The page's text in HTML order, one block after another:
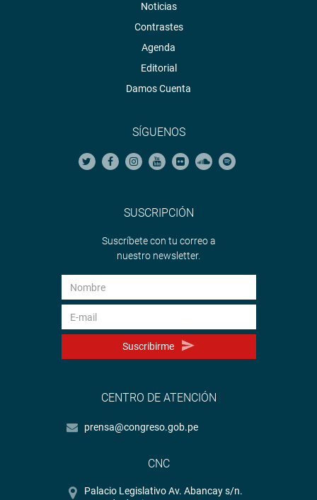
Noticias
Contrastes
Agenda
Editorial
Damos Cuenta
SÍGUENOS
SUSCRIPCIÓN
Suscríbete con tu correo a
nuestro newsletter.
Suscribirme
CENTRO DE ATENCIÓN
prensa@congreso.gob.pe
CNC
Palacio Legislativo Av. Abancay s/n.